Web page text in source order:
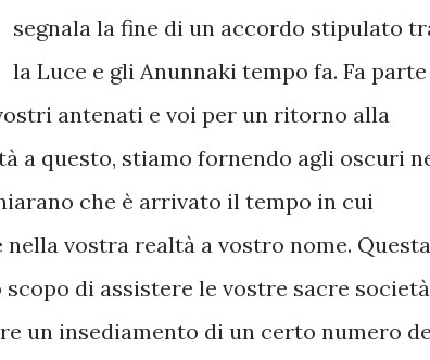
segnala la fine di un accordo stipulato
la Luce e gli Anunnaki tempo fa. Fa parte
antenati e voi per un ritorno alla
a questo, stiamo fornendo agli oscuri
che è arrivato il tempo in cui
vostra realtà a vostro nome. Questa
di assistere le vostre sacre società
un insediamento di un certo numero